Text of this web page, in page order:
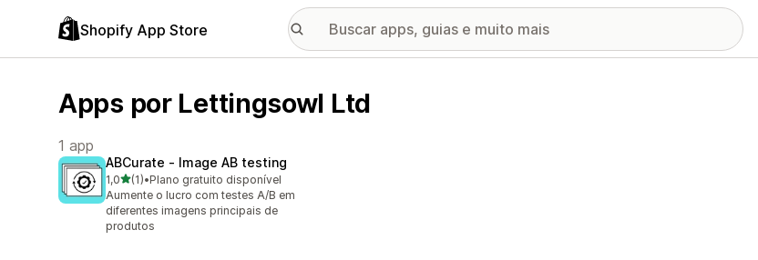
Shopify App Store
Apps por Lettingsowl Ltd
1 app
ABCurate ‑ Image AB testing
1,0de 5 estrelas
(1)
1 avaliações ao todo
•Plano gratuito disponível
Aumente o lucro com testes A/B em
diferentes imagens principais de
produtos